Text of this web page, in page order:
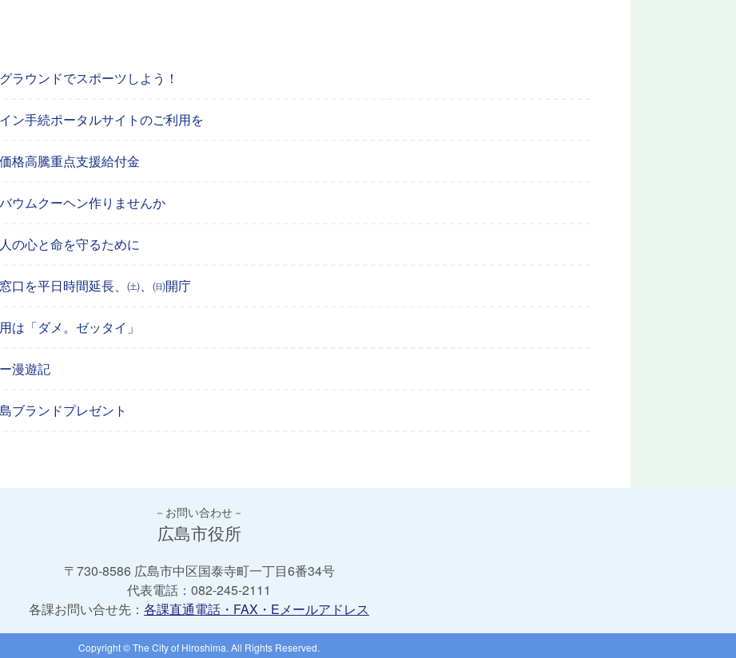
ラウンドでスポーツしよう！
ン手続ポータルサイトのご利用を
格高騰重点支援給付金
ウムクーヘン作りませんか
の心と命を守るために
口を平日時間延長、㈯、㈰開庁
は「ダメ。ゼッタイ」
漫遊記
ブランドプレゼント
－お問い合わせ－
広島市役所
〒730-8586 広島市中区国泰寺町一丁目6番34号
代表電話： 082-245-2111
各課お問い合せ先： 各課直通電話・FAX・Eメールアドレス
Copyright © The City of Hiroshima. All Rights Reserved.